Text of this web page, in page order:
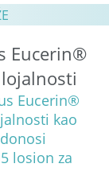
Eucerin®
Eucerin®
kao
losion za